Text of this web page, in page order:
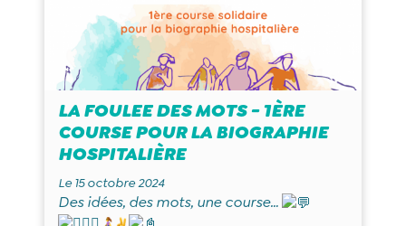
LA FOULEE DES MOTS - 1ÈRE
COURSE POUR LA BIOGRAPHIE
HOSPITALIÈRE
Le 15 octobre 2024
Des idées, des mots, une course…